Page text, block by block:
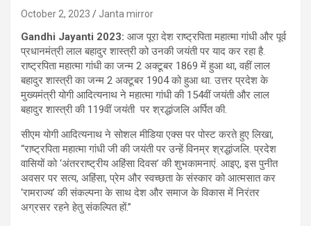
October 2, 2023 Janta mirror
Gandhi Jayanti 2023: आज पूरा देश राष्‍ट्रपिता महात्मा गांधी और पूर्व
प्रधानमंत्री लाल बहादुर शास्त्री को उनकी जयंती पर याद कर रहा है.
राष्ट्रपिता महात्मा गांधी का जन्म 2 अक्टूबर 1869 में हुआ था, वहीं लाल
बहादुर शास्त्री का जन्म 2 अक्टूबर 1904 को हुआ था. उत्तर प्रदेश के
मुख्यमंत्री योगी आदित्यनाथ ने महात्मा गांधी की 154वीं जयंती और लाल
बहादुर शास्त्री की 119वीं जयंती पर श्रद्धांजलि अर्पित की.
सीएम योगी आदित्‍यनाथ ने सोशल मीडिया एक्स पर पोस्ट करते हुए लिखा,
“राष्ट्रपिता महात्मा गांधी जी की जयंती पर उन्हें विनम्र श्रद्धांजलि. प्रदेश
वासियों को ‘अंतरराष्ट्रीय अहिंसा दिवस’ की शुभकामनाएं. आइए, इस पुनीत
अवसर पर सत्य, अहिंसा, प्रेम और स्वच्छता के संस्कार को आत्मसात कर
‘रामराज्य’ की संकल्पना के साथ देश और समाज के विकास में निरंतर
अग्रसर रहने हेतु संकल्पित हों.”